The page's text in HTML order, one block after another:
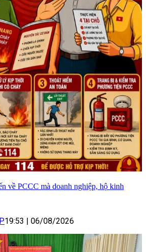
về PCCC mà doanh nghiệp, hộ kinh
19:53 06/08/2026